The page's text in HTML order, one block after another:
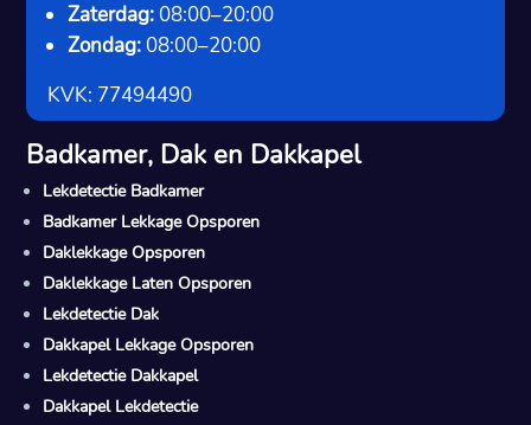
Zaterdag: 08:00–20:00
Zondag: 08:00–20:00
KVK: 77494490
Badkamer, Dak en Dakkapel
Lekdetectie Badkamer
Badkamer Lekkage Opsporen
Daklekkage Opsporen
Daklekkage Laten Opsporen
Lekdetectie Dak
Dakkapel Lekkage Opsporen
Lekdetectie Dakkapel
Dakkapel Lekdetectie